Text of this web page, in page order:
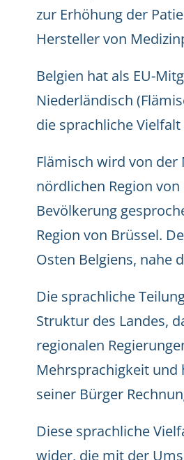
zur Erhöhung der
Hersteller von
Belgien hat als EU-
Niederländisch
die sprachliche
Flämisch wird von
nördlichen Region
Bevölkerung
Region von Brüssel.
Osten Belgiens, nahe
Die sprachliche
Struktur des Landes,
regionalen
Mehrsprachigkeit und
seiner Bürger
Diese sprachliche
wider, die mit der